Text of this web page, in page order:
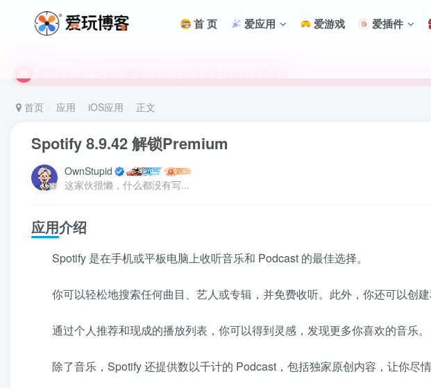
首 页 爱应用 爱游戏 爱插件
苹果手机用户没有巨魔商店的点击此处获取保姆级安装教程
首页 应用 iOS应用 正文
Spotify 8.9.42 解锁Premium
OwnStupid
这家伙很懒，什么都没有写...
应用介绍
Spotify 是在手机或平板电脑上收听音乐和 Podcast 的最佳选择。
你可以轻松地搜索任何曲目、艺人或专辑，并免费收听。此外，你还可以创
通过个人推荐和现成的播放列表，你可以得到灵感，发现更多你喜欢的音乐。
除了音乐，Spotify 还提供数以千计的 Podcast，包括独家原创内容，让你尽